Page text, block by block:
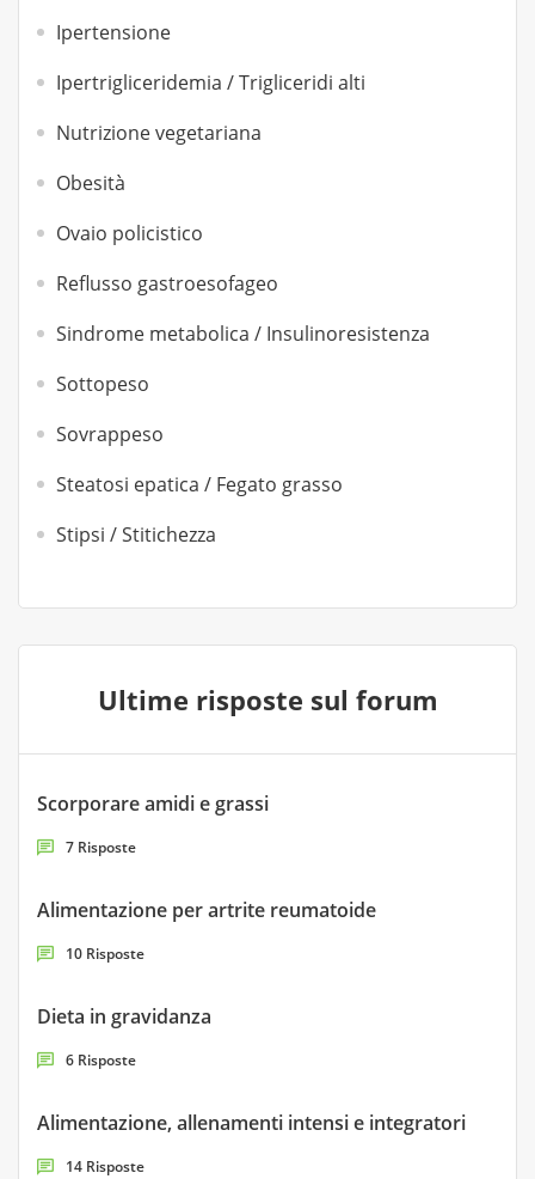
Ipertensione
Ipertrigliceridemia / Trigliceridi alti
Nutrizione vegetariana
Obesità
Ovaio policistico
Reflusso gastroesofageo
Sindrome metabolica / Insulinoresistenza
Sottopeso
Sovrappeso
Steatosi epatica / Fegato grasso
Stipsi / Stitichezza
Ultime risposte sul forum
Scorporare amidi e grassi
7 Risposte
Alimentazione per artrite reumatoide
10 Risposte
Dieta in gravidanza
6 Risposte
Alimentazione, allenamenti intensi e integratori
14 Risposte